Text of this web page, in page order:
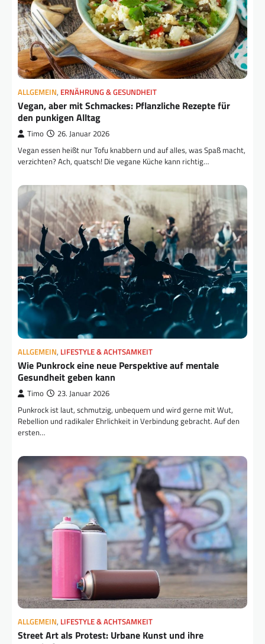
ALLGEMEIN, ERNÄHRUNG & GESUNDHEIT
Vegan, aber mit Schmackes: Pflanzliche Rezepte für
den punkigen Alltag
Timo 26. Januar 2026
Vegan essen heißt nur Tofu knabbern und auf alles, was Spaß macht,
verzichten? Ach, quatsch! Die vegane Küche kann richtig…
ALLGEMEIN, LIFESTYLE & ACHTSAMKEIT
Wie Punkrock eine neue Perspektive auf mentale
Gesundheit geben kann
Timo 23. Januar 2026
Punkrock ist laut, schmutzig, unbequem und wird gerne mit Wut,
Rebellion und radikaler Ehrlichkeit in Verbindung gebracht. Auf den
ersten…
ALLGEMEIN, LIFESTYLE & ACHTSAMKEIT
Street Art als Protest: Urbane Kunst und ihre